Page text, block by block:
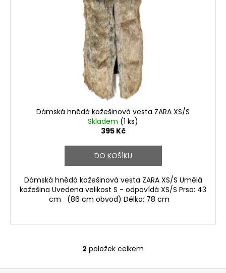
Dámská hnědá kožešinová vesta ZARA XS/S
Skladem (1 ks)
395 Kč
DO KOŠÍKU
Dámská hnědá kožešinová vesta ZARA XS/S Umělá
kožešina Uvedena velikost S - odpovídá XS/S Prsa: 43
cm (86 cm obvod) Délka: 78 cm
O
v
2 položek celkem